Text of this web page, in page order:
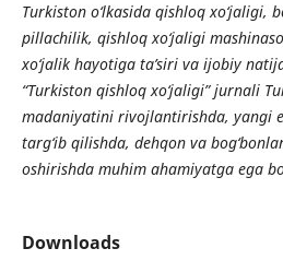
Turkiston o‘lkasida qishloq xo‘jaligi,
pillachilik, qishloq xo‘jaligi
xo‘jalik hayotiga ta’siri va ijobiy
“Turkiston qishloq xo‘jaligi” jurnali
madaniyatini rivojlantirishda, yangi
targ‘ib qilishda, dehqon va
oshirishda muhim ahamiyatga ega
Downloads